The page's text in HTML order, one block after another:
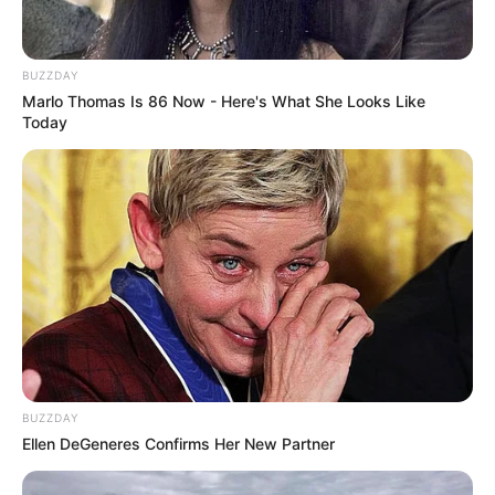
Wildpark Daun - Eine 8 km lange Autostraße führt
durch offene Gehege in denen man europäische
Wildtiere wie in freier Wildbahn beobachten kann.
Informationen unter
www.wildpark-daun.de
Kyll blieb im Laufe ihrer Geschichte unzerstört und
besitzt architektonische Elemente von der Gotik bis
zur Neuzeit. Informationen unterwww.burg-lissinge
Schloss Hamm - Die gut erhaltene
spätmittelalterliche Burg- und Schlossanlage steht
auf einem Berg in der Eifel und ist im Besitz der
Grafenfamilie von und zu Westerholt und
Gysenberg. Informationen unterwww.schlosshamm.
de
Rennstrecke, auf der internationale Autorennen
BUZZDAY
Marlo Thomas Is 86 Now - Here's What She Looks Like
Today
BUZZDAY
Ellen DeGeneres Confirms Her New Partner